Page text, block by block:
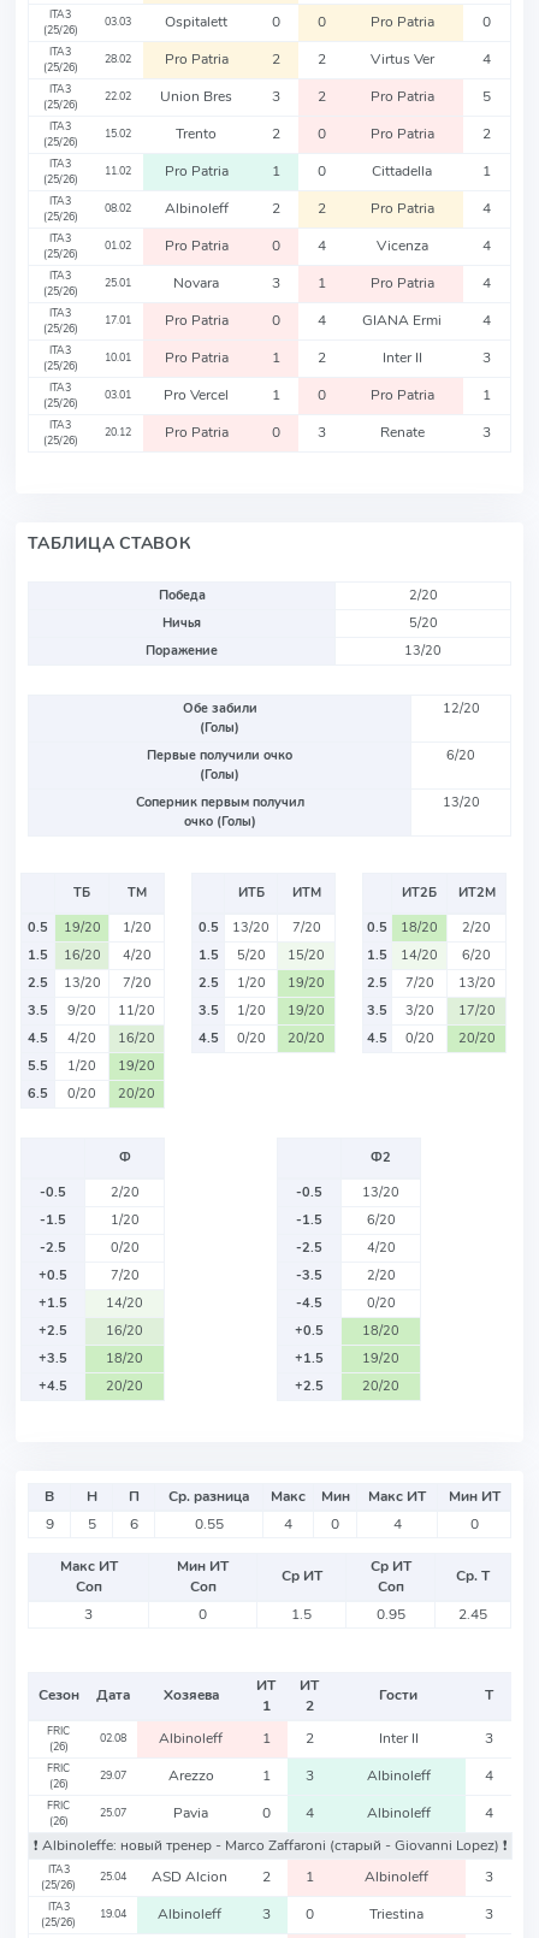
ITA3
(25/26)
03.03 Ospitalett 0 0 Pro Patria 0
ITA3
(25/26)
28.02 Pro Patria 2 2 Virtus Ver 4
ITA3
(25/26)
22.02 Union Bres 3 2 Pro Patria 5
ITA3
(25/26)
15.02 Trento 2 0 Pro Patria 2
ITA3
(25/26)
11.02 Pro Patria 1 0 Cittadella 1
ITA3
(25/26)
08.02 Albinoleff 2 2 Pro Patria 4
ITA3
(25/26)
01.02 Pro Patria 0 4 Vicenza 4
ITA3
(25/26)
25.01 Novara 3 1 Pro Patria 4
ITA3
(25/26)
17.01 Pro Patria 0 4 GIANA Ermi 4
ITA3
(25/26)
10.01 Pro Patria 1 2 Inter II 3
ITA3
(25/26)
03.01 Pro Vercel 1 0 Pro Patria 1
ITA3
(25/26)
20.12 Pro Patria 0 3 Renate 3
ТАБЛИЦА СТАВОК
Победа
2/20
Ничья
5/20
Поражение
13/20
Обе забили
(Голы)
12/20
Первые получили очко
(Голы)
6/20
Соперник первым получил
очко (Голы)
13/20
ТБ
ТМ
0.5
19/20
1/20
1.5
16/20
4/20
2.5
13/20
7/20
3.5
9/20
11/20
4.5
4/20
16/20
5.5
1/20
19/20
6.5
0/20 20/20
ИТБ
ИТМ
0.5
13/20
7/20
1.5
5/20
15/20
2.5
1/20
19/20
3.5
1/20
19/20
4.5
0/20 20/20
ИТ2Б
ИТ2М
0.5
18/20
2/20
1.5
14/20
6/20
2.5
7/20
13/20
3.5
3/20
17/20
4.5
0/20 20/20
Ф
-0.5
2/20
-1.5
1/20
-2.5
0/20
+0.5
7/20
+1.5
14/20
+2.5
16/20
+3.5
18/20
+4.5
20/20
Ф2
-0.5
13/20
-1.5
6/20
-2.5
4/20
-3.5
2/20
-4.5
0/20
+0.5
18/20
+1.5
19/20
+2.5
20/20
В Н П Ср. разница Макс Мин Макс ИТ
Мин ИТ
9
5 6 0.55 4 0 4 0
Макс ИТ
Соп
Мин ИТ
Соп
Ср ИТ
Ср ИТ
Соп
Ср. Т
3
0 1.5 0.95 2.45
Сезон Дата Хозяева
ИТ
1
ИТ
2
Гости Т
FRIC
(26)
02.08 Albinoleff 1 2 Inter II 3
FRIC
(26)
29.07 Arezzo 1 3 Albinoleff 4
FRIC
(26)
25.07 Pavia 0 4 Albinoleff
4
❗️ Albinoleffe: новый тренер - Marco Zaffaroni (старый - Giovanni Lopez) ❗️
ITA3
(25/26)
25.04 ASD Alcion 2 1 Albinoleff 3
ITA3
(25/26)
19.04 Albinoleff 3 0 Triestina 3